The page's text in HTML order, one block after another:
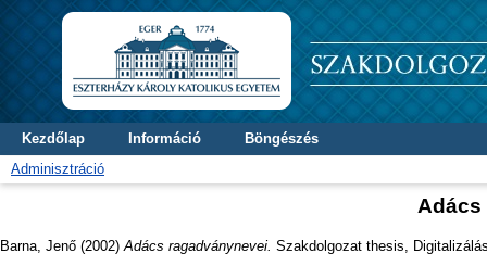
Kezdőlap Információ
Böngészés
Adminisztráció
Adács
Barna, Jenő (2002) Adács ragadványnevei. Szakdolgozat thesis,